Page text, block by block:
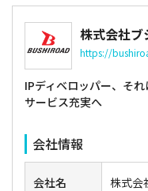
株式会社ブ
https://
IPディベロッパー、そ
サービス充実へ
会社情報
会社名 株式会